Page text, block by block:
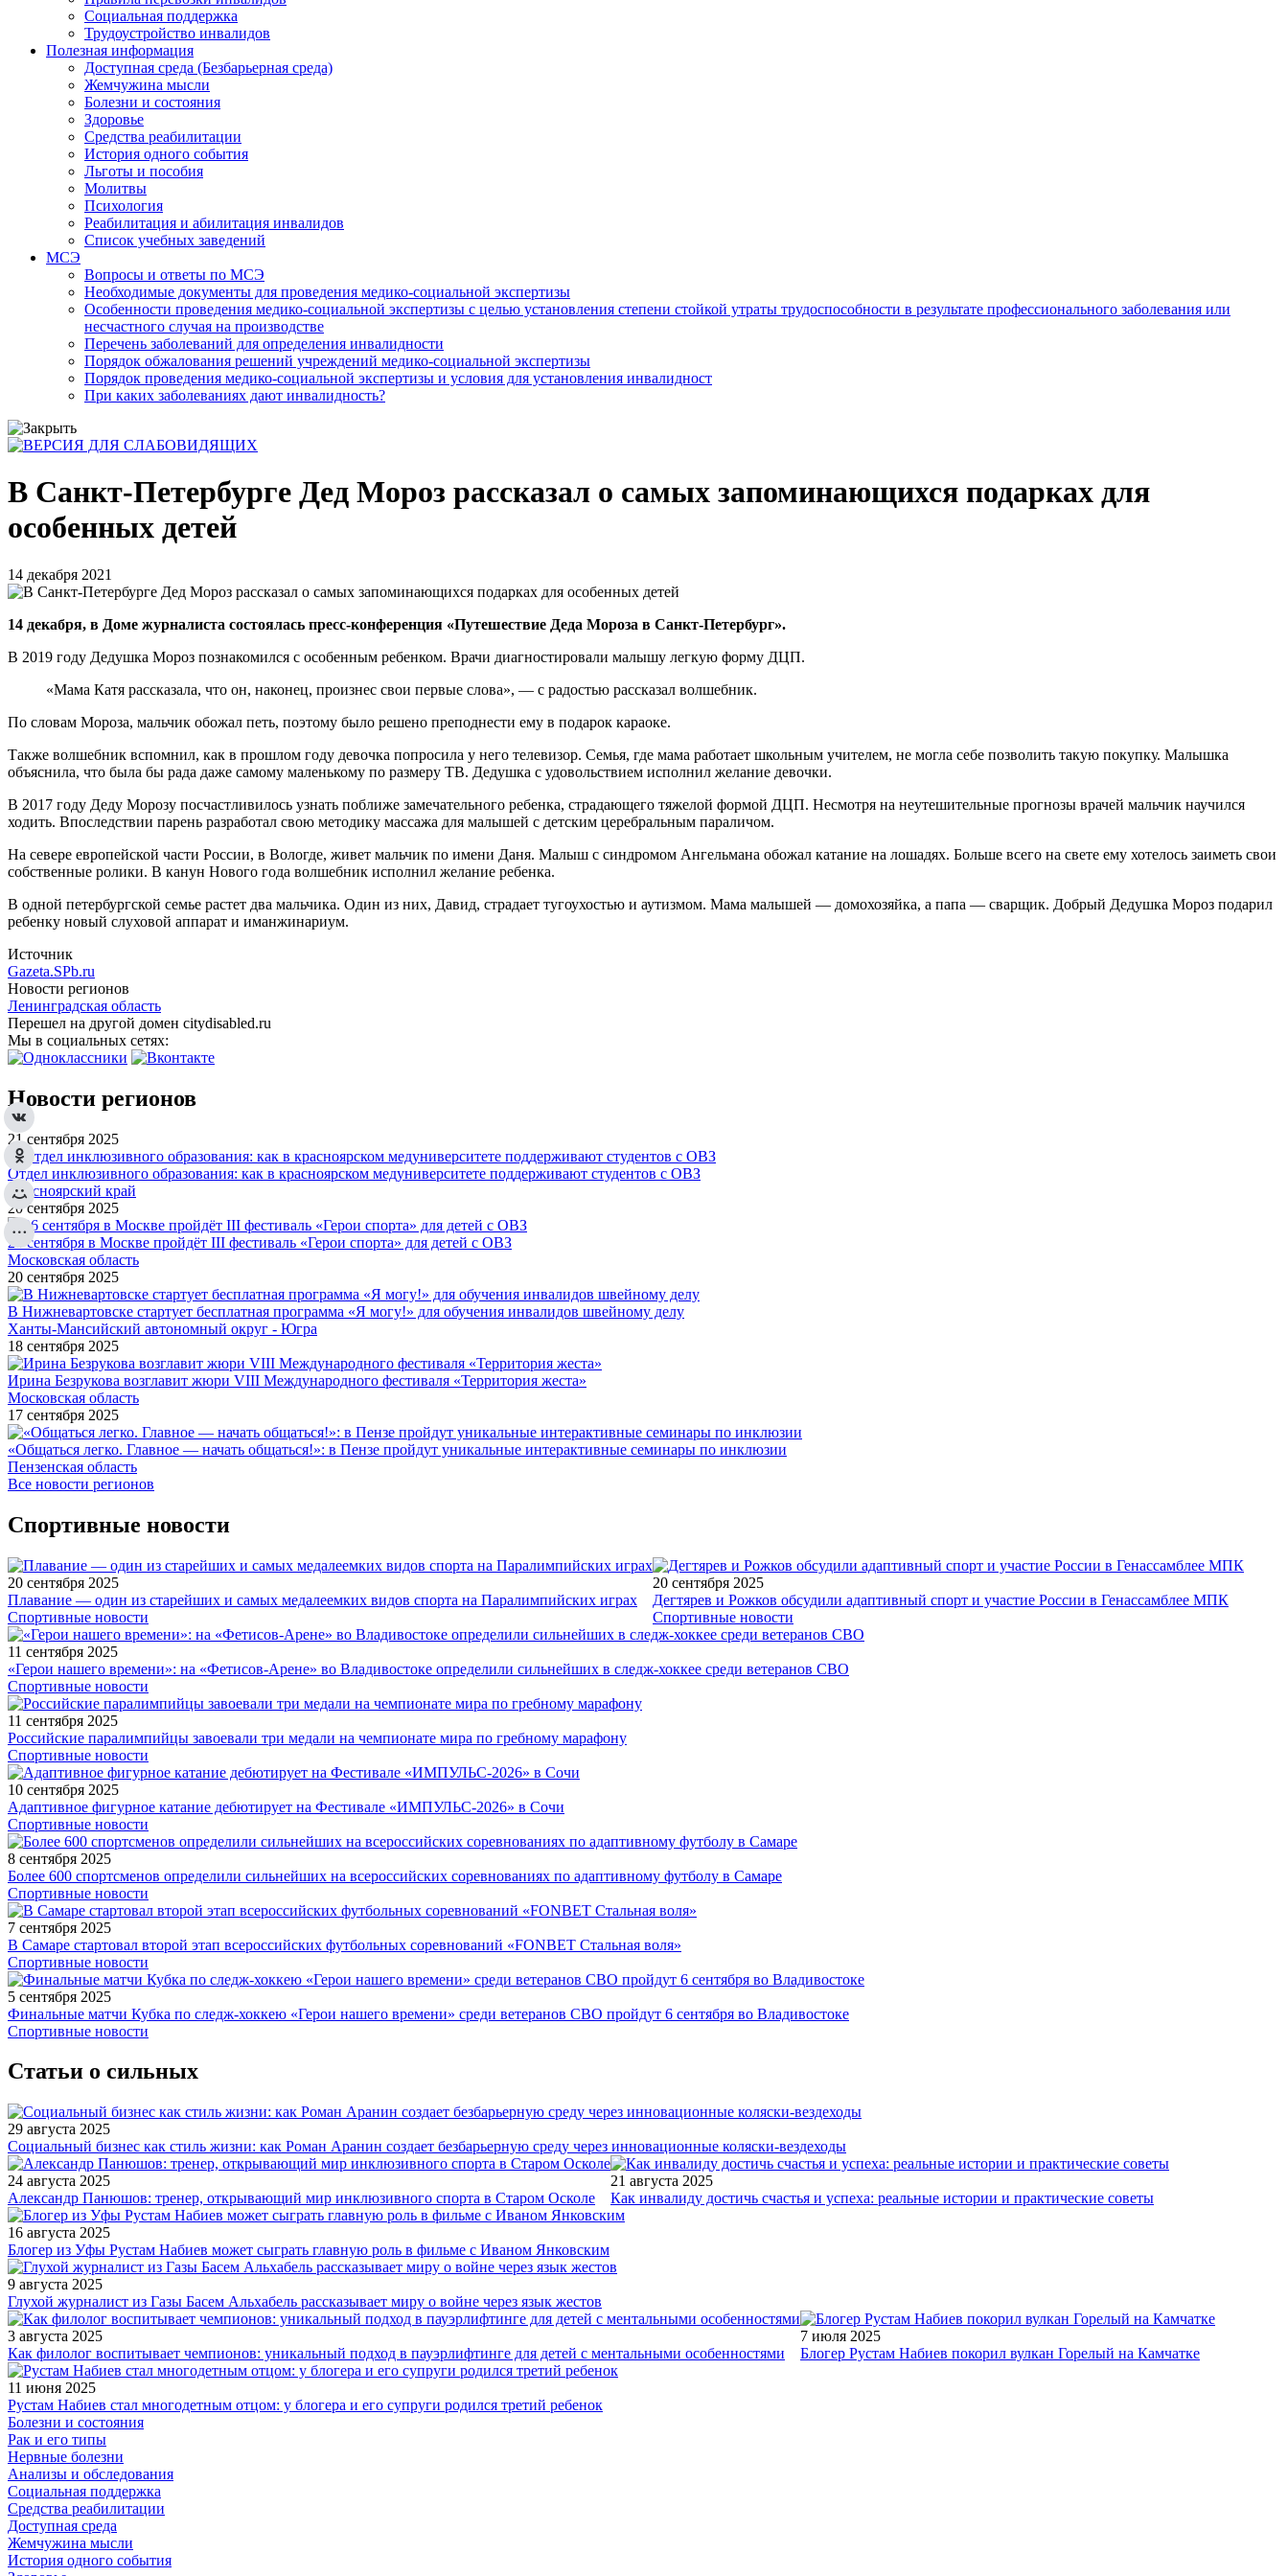
Социальная поддержка
Трудоустройство инвалидов
Полезная информация
Доступная среда (Безбарьерная среда)
Жемчужина мысли
Болезни и состояния
Здоровье
Средства реабилитации
История одного события
Льготы и пособия
Молитвы
Психология
Реабилитация и абилитация инвалидов
Список учебных заведений
МСЭ
Вопросы и ответы по МСЭ
Необходимые документы для проведения медико-социальной экспертизы
Особенности проведения медико-социальной экспертизы с целью установления степени стойкой утраты трудоспособности в результате профессионального заболевания или
несчастного случая на производстве
Перечень заболеваний для определения инвалидности
Порядок обжалования решений учреждений медико-социальной экспертизы
Порядок проведения медико-социальной экспертизы и условия для установления инвалидност
При каких заболеваниях дают инвалидность?
В Санкт-Петербурге Дед Мороз рассказал о самых запоминающихся подарках для
особенных детей
14 декабря 2021
14 декабря, в Доме журналиста состоялась пресс-конференция «Путешествие Деда Мороза в Санкт-Петербург».
В 2019 году Дедушка Мороз познакомился с особенным ребенком. Врачи диагностировали малышу легкую форму ДЦП.
«Мама Катя рассказала, что он, наконец, произнес свои первые слова», — с радостью рассказал волшебник.
По словам Мороза, мальчик обожал петь, поэтому было решено преподнести ему в подарок караоке.
Также волшебник вспомнил, как в прошлом году девочка попросила у него телевизор. Семья, где мама работает школьным учителем, не могла себе позволить такую покупку. Малышка
объяснила, что была бы рада даже самому маленькому по размеру ТВ. Дедушка с удовольствием исполнил желание девочки.
В 2017 году Деду Морозу посчастливилось узнать поближе замечательного ребенка, страдающего тяжелой формой ДЦП. Несмотря на неутешительные прогнозы врачей мальчик научился
ходить. Впоследствии парень разработал свою методику массажа для малышей с детским церебральным параличом.
На севере европейской части России, в Вологде, живет мальчик по имени Даня. Малыш с синдромом Ангельмана обожал катание на лошадях. Больше всего на свете ему хотелось заиметь свои
собственные ролики. В канун Нового года волшебник исполнил желание ребенка.
В одной петербургской семье растет два мальчика. Один из них, Давид, страдает тугоухостью и аутизмом. Мама малышей — домохозяйка, а папа — сварщик. Добрый Дедушка Мороз подарил
ребенку новый слуховой аппарат и иманжинариум.
Источник
Gazeta.SPb.ru
Новости регионов
Ленинградская область
Перешел на другой домен citydisabled.ru
Мы в социальных сетях:
Новости регионов
21 сентября 2025
Отдел инклюзивного образования: как в красноярском медуниверситете поддерживают студентов с ОВЗ
Красноярский край
20 сентября 2025
26 сентября в Москве пройдёт III фестиваль «Герои спорта» для детей с ОВЗ
Московская область
20 сентября 2025
В Нижневартовске стартует бесплатная программа «Я могу!» для обучения инвалидов швейному делу
Ханты-Мансийский автономный округ - Югра
18 сентября 2025
Ирина Безрукова возглавит жюри VIII Международного фестиваля «Территория жеста»
Московская область
17 сентября 2025
«Общаться легко. Главное — начать общаться!»: в Пензе пройдут уникальные интерактивные семинары по инклюзии
Пензенская область
Все новости регионов
Спортивные новости
20 сентября 2025
Плавание — один из старейших и самых медалеемких видов спорта на Паралимпийских играх
Спортивные новости
20 сентября 2025
Дегтярев и Рожков обсудили адаптивный спорт и участие России в Генассамблее МПК
Спортивные новости
11 сентября 2025
«Герои нашего времени»: на «Фетисов-Арене» во Владивостоке определили сильнейших в следж-хоккее среди ветеранов СВО
Спортивные новости
11 сентября 2025
Российские паралимпийцы завоевали три медали на чемпионате мира по гребному марафону
Спортивные новости
10 сентября 2025
Адаптивное фигурное катание дебютирует на Фестивале «ИМПУЛЬС-2026» в Сочи
Спортивные новости
8 сентября 2025
Более 600 спортсменов определили сильнейших на всероссийских соревнованиях по адаптивному футболу в Самаре
Спортивные новости
7 сентября 2025
В Самаре стартовал второй этап всероссийских футбольных соревнований «FONBET Стальная воля»
Спортивные новости
5 сентября 2025
Финальные матчи Кубка по следж-хоккею «Герои нашего времени» среди ветеранов СВО пройдут 6 сентября во Владивостоке
Спортивные новости
Статьи о сильных
29 августа 2025
Социальный бизнес как стиль жизни: как Роман Аранин создает безбарьерную среду через инновационные коляски-вездеходы
24 августа 2025
Александр Панюшов: тренер, открывающий мир инклюзивного спорта в Старом Осколе
21 августа 2025
Как инвалиду достичь счастья и успеха: реальные истории и практические советы
16 августа 2025
Блогер из Уфы Рустам Набиев может сыграть главную роль в фильме с Иваном Янковским
9 августа 2025
Глухой журналист из Газы Басем Альхабель рассказывает миру о войне через язык жестов
3 августа 2025
Как филолог воспитывает чемпионов: уникальный подход в пауэрлифтинге для детей с ментальными особенностями
7 июля 2025
Блогер Рустам Набиев покорил вулкан Горелый на Камчатке
11 июня 2025
Рустам Набиев стал многодетным отцом: у блогера и его супруги родился третий ребенок
Болезни и состояния
Рак и его типы
Нервные болезни
Анализы и обследования
Социальная поддержка
Средства реабилитации
Доступная среда
Жемчужина мысли
История одного события